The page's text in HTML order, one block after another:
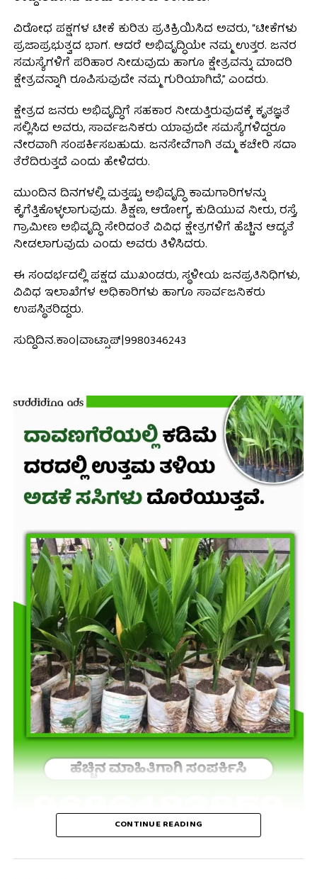
ವಿರೋಧ ಪಕ್ಷಗಳ ಟೀಕೆ ಕುರಿತು ಪ್ರತಿಕ್ರಿಯಿಸಿದ ಅವರು, “ಟೀಕೆಗಳು
ಪ್ರಜಾಪ್ರಭುತ್ವದ ಭಾಗ. ಆದರೆ ಅಭಿವೃದ್ಧಿಯೇ ನಮ್ಮ ಉತ್ತರ. ಜನರ
ಸಮಸ್ಯೆಗಳಿಗೆ ಪರಿಹಾರ ನೀಡುವುದು ಹಾಗೂ ಕ್ಷೇತ್ರವನ್ನು ಮಾದರಿ
ಕ್ಷೇತ್ರವನ್ನಾಗಿ ರೂಪಿಸುವುದೇ ನಮ್ಮ ಗುರಿಯಾಗಿದೆ,” ಎಂದರು.
ಕ್ಷೇತ್ರದ ಜನರು ಅಭಿವೃದ್ಧಿಗೆ ಸಹಕಾರ ನೀಡುತ್ತಿರುವುದಕ್ಕೆ ಕೃತಜ್ಞತೆ
ಸಲ್ಲಿಸಿದ ಅವರು, ಸಾರ್ವಜನಿಕರು ಯಾವುದೇ ಸಮಸ್ಯೆಗಳಿದ್ದರೂ
ನೇರವಾಗಿ ಸಂಪರ್ಕಿಸಬಹುದು. ಜನಸೇವೆಗಾಗಿ ತಮ್ಮ ಕಚೇರಿ ಸದಾ
ತೆರೆದಿರುತ್ತದೆ ಎಂದು ಹೇಳಿದರು.
ಮುಂದಿನ ದಿನಗಳಲ್ಲಿ ಮತ್ತಷ್ಟು ಅಭಿವೃದ್ಧಿ ಕಾಮಗಾರಿಗಳನ್ನು
ಕೈಗೆತ್ತಿಕೊಳ್ಳಲಾಗುವುದು. ಶಿಕ್ಷಣ, ಆರೋಗ್ಯ, ಕುಡಿಯುವ ನೀರು, ರಸ್ತೆ,
ಗ್ರಾಮೀಣ ಅಭಿವೃದ್ಧಿ ಸೇರಿದಂತೆ ವಿವಿಧ ಕ್ಷೇತ್ರಗಳಿಗೆ ಹೆಚ್ಚಿನ ಆದ್ಯತೆ
ನೀಡಲಾಗುವುದು ಎಂದು ಅವರು ತಿಳಿಸಿದರು.
ಈ ಸಂದರ್ಭದಲ್ಲಿ ಪಕ್ಷದ ಮುಖಂಡರು, ಸ್ಥಳೀಯ ಜನಪ್ರತಿನಿಧಿಗಳು,
ವಿವಿಧ ಇಲಾಖೆಗಳ ಅಧಿಕಾರಿಗಳು ಹಾಗೂ ಸಾರ್ವಜನಿಕರು
ಉಪಸ್ಥಿತರಿದ್ದರು.
ಸುದ್ದಿದಿನ.ಕಾಂ|ವಾಟ್ಸಾಪ್|9980346243
CONTINUE READING